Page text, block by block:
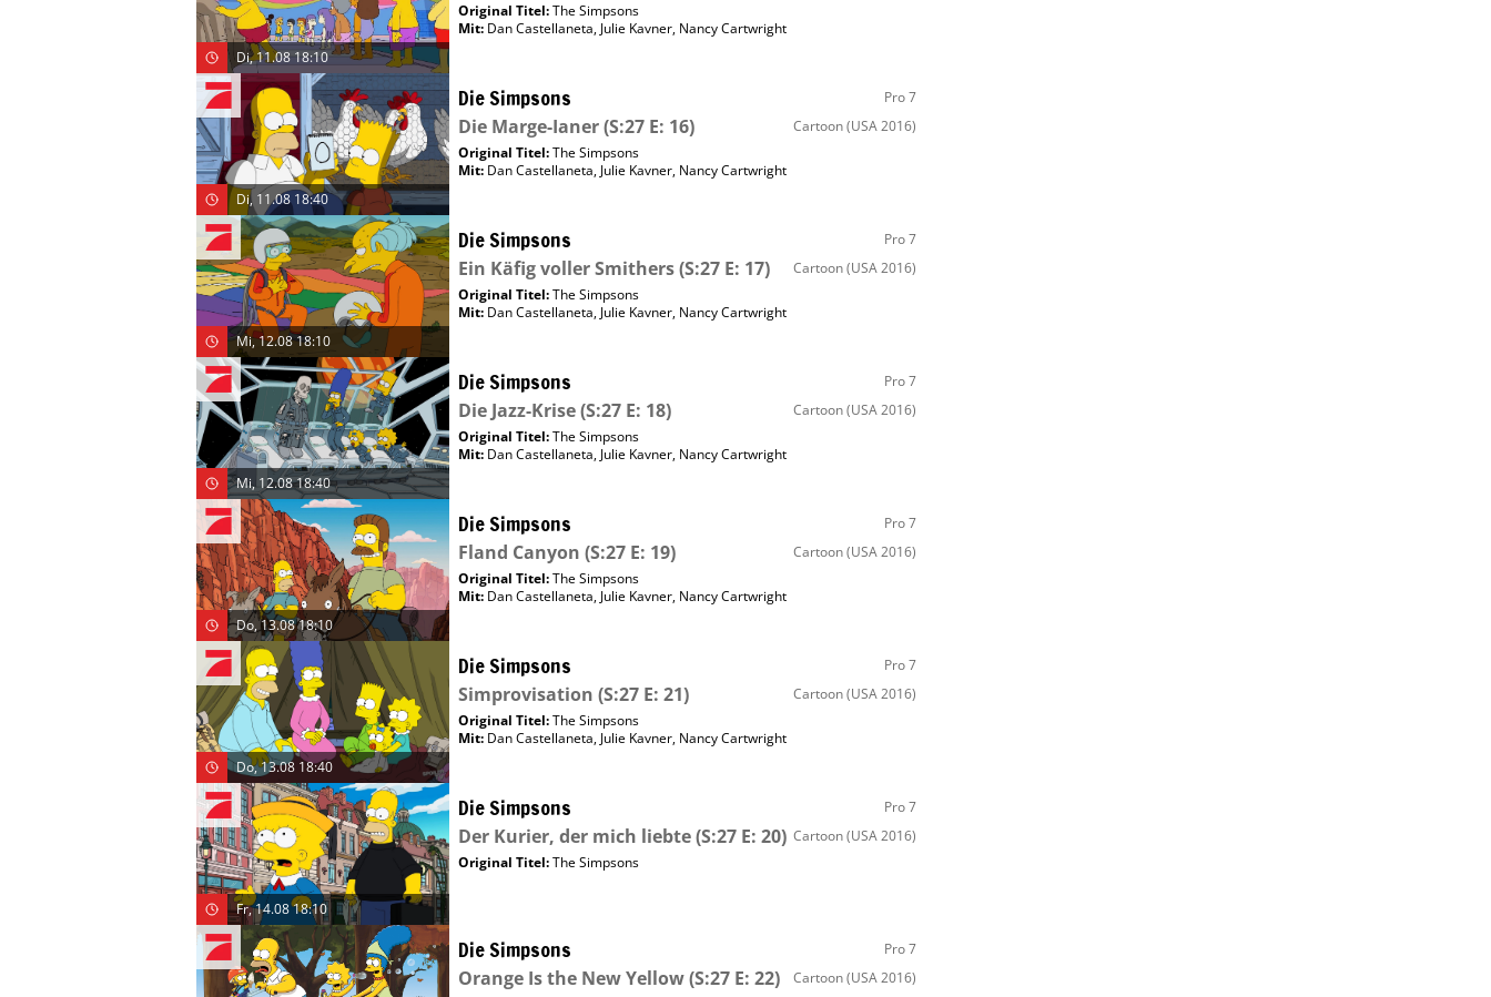
Di, 11.08 18:10
Original Titel:The Simpsons
Mit: Dan Castellaneta, Julie Kavner, Nancy Cartwright
Di, 11.08 18:40
Die Simpsons Pro 7
Die Marge-Ianer(S:27 E: 16) Cartoon(USA 2016)
Original Titel:The Simpsons
Mit: Dan Castellaneta, Julie Kavner, Nancy Cartwright
Mi, 12.08 18:10
Die Simpsons Pro 7
Ein Käfig voller Smithers(S:27 E: 17) Cartoon(USA 2016)
Original Titel:The Simpsons
Mit: Dan Castellaneta, Julie Kavner, Nancy Cartwright
Mi, 12.08 18:40
Die Simpsons Pro 7
Die Jazz-Krise(S:27 E: 18) Cartoon(USA 2016)
Original Titel:The Simpsons
Mit: Dan Castellaneta, Julie Kavner, Nancy Cartwright
Do, 13.08 18:10
Die Simpsons Pro 7
Fland Canyon (S:27 E: 19) Cartoon(USA 2016)
Original Titel:The Simpsons
Mit: Dan Castellaneta, Julie Kavner, Nancy Cartwright
Do, 13.08 18:40
Die Simpsons Pro 7
Simprovisation (S:27 E: 21) Cartoon(USA 2016)
Original Titel:The Simpsons
Mit: Dan Castellaneta, Julie Kavner, Nancy Cartwright
Fr, 14.08 18:10
Die Simpsons Pro 7
Der Kurier, der mich liebte(S:27 E: 20) Cartoon(USA 2016)
Original Titel:The Simpsons
Die Simpsons Pro 7
Orange Is the New Yellow(S:27 E: 22) Cartoon(USA 2016)